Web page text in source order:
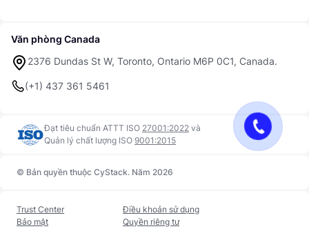
Văn phòng Canada
2376 Dundas St W, Toronto, Ontario M6P 0C1, Canada.
(+1) 437 361 5461
Đạt tiêu chuẩn ATTT ISO 27001:2022 và
Quản lý chất lượng ISO 9001:2015
© Bản quyền thuộc CyStack. Năm 2026
Trust Center
Điều khoản sử dụng
Bảo mật
Quyền riêng tư